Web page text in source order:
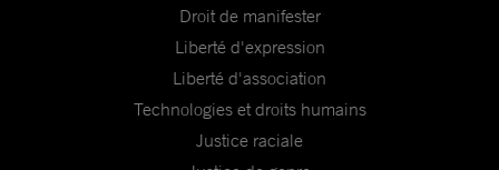
Droit de manifester
Liberté d'expression
Liberté d'association
Technologies et droits humains
Justice raciale